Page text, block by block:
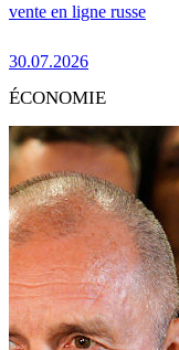
vente en ligne russe
30.07.2026
ÉCONOMIE